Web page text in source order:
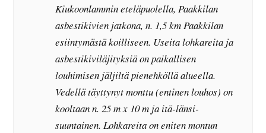
Kiukoonlammin eteläpuolella, Paakkilan
asbestikivien jatkona, n. 1,5 km Paakkilan
esiintymästä koilliseen. Useita lohkareita ja
asbestikiviläjityksiä on paikallisen
louhimisen jäljiltä pienehköllä alueella.
Vedellä täyttynyt monttu (entinen louhos) on
kooltaan n. 25 m x 10 m ja itä-länsi-
suuntainen. Lohkareita on eniten montun